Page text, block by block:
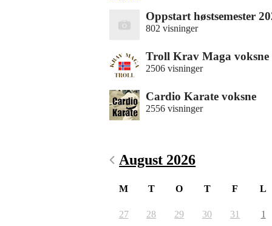
Oppstart høstsemester
802 visninger
Troll Krav Maga voksne
2506 visninger
Cardio Karate voksne
2556 visninger
August 2026
M T O T F L
27 28 29 30 31 1